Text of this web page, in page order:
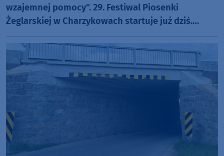
wzajemnej pomocy". 29. Festiwal Piosenki
Żeglarskiej w Charzykowach startuje już dziś.